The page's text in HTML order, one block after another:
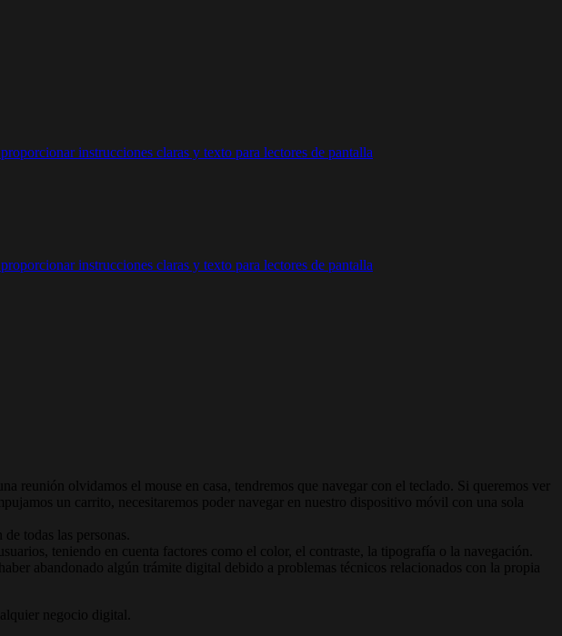
instrucciones claras y texto para lectores de pantalla
instrucciones claras y texto para lectores de pantalla
reunión olvidamos el mouse en casa, tendremos que navegar con el teclado. Si queremos ver
un carrito, necesitaremos poder navegar en nuestro dispositivo móvil con una sola
todas las personas.
teniendo en cuenta factores como el color, el contraste, la tipografía o la navegación.
abandonado algún trámite digital debido a problemas técnicos relacionados con la propia
negocio digital.